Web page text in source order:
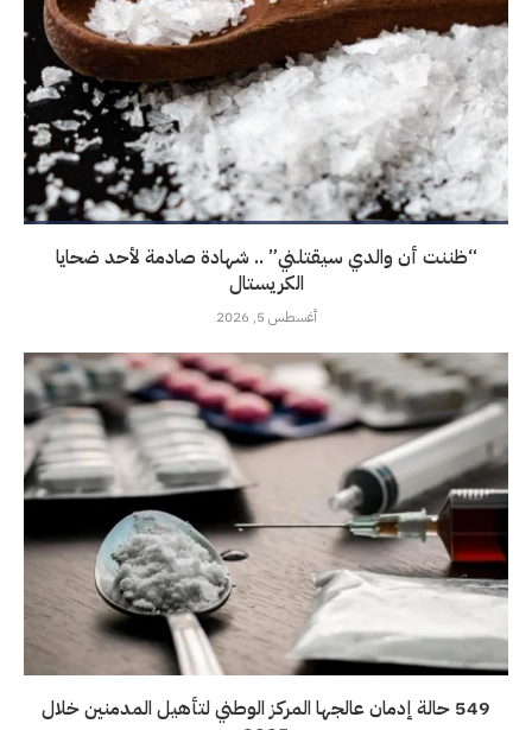
“ظننت أن والدي سيقتلني” .. شهادة صادمة لأحد ضحايا
الكريستال
أغسطس 5, 2026
549 حالة إدمان عالجها المركز الوطني لتأهيل المدمنين خلال